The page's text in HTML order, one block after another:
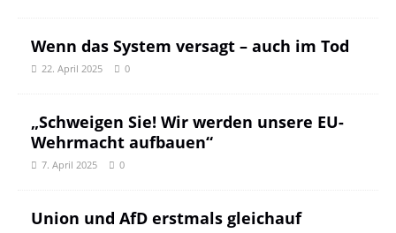
Wenn das System versagt – auch im Tod
22. April 2025 0
„Schweigen Sie! Wir werden unsere EU-
Wehrmacht aufbauen“
7. April 2025 0
Union und AfD erstmals gleichauf